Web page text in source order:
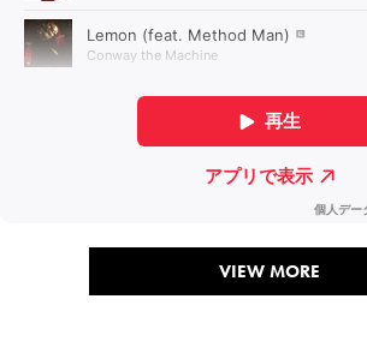
VIEW MORE